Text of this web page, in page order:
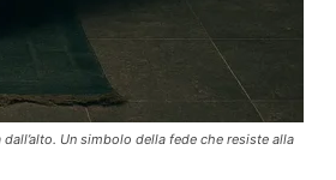
Un simbolo della fede che resiste alla